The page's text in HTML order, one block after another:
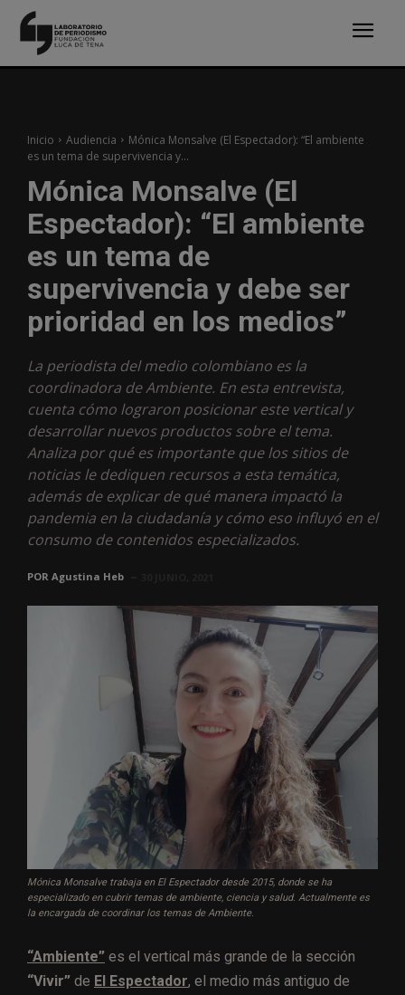
Inicio Audiencia
Mónica Monsalve (El Espectador): “El ambiente
es un tema de supervivencia y...
Mónica Monsalve (El
Espectador): “El ambiente
es un tema de
supervivencia y debe ser
prioridad en los medios”
La periodista del medio colombiano es la
coordinadora de Ambiente. En esta entrevista,
cuenta cómo lograron posicionar este vertical y
desarrollar nuevos productos sobre el tema.
Analiza por qué es importante que los sitios de
noticias le dediquen recursos a esta temática,
además de explicar de qué manera impactó la
pandemia en la ciudadanía y cómo eso influyó en el
consumo de contenidos especializados.
POR Agustina Heb
Mónica Monsalve trabaja en El Espectador desde 2015, donde se ha
especializado en cubrir temas de ambiente, ciencia y salud. Actualmente es
la encargada de coordinar los temas de Ambiente.
“Ambiente” es el vertical más grande de la sección
“Vivir” de El Espectador, el medio más antiguo de